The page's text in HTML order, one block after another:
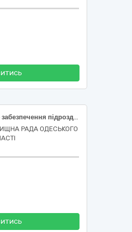
Матеріально-технічне забезпечення підрозділів територіальної оборони – дизельне паливо
РАДА ОДЕСЬКОГО